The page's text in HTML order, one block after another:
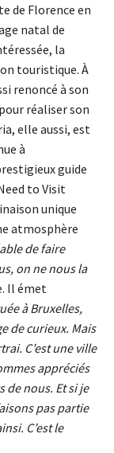
de Florence en
natal de
la
touristique. À
renoncé à son
réaliser son
elle aussi, est
à
guide
to Visit
unique
atmosphère
de faire
on ne nous la
Il émet
à Bruxelles,
de curieux. Mais
C’est une ville
appréciés
de nous. Et si je
pas partie
C’est le